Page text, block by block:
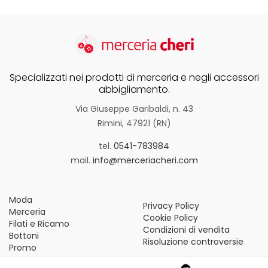
Specializzati nei prodotti di merceria e negli accessori
abbigliamento.
Via Giuseppe Garibaldi, n. 43
Rimini, 47921 (RN)
tel. 0541-783984
mail. info@merceriacheri.com
Moda
Merceria
Filati e Ricamo
Bottoni
Promo
Privacy Policy
Cookie Policy
Condizioni di vendita
Risoluzione controversie